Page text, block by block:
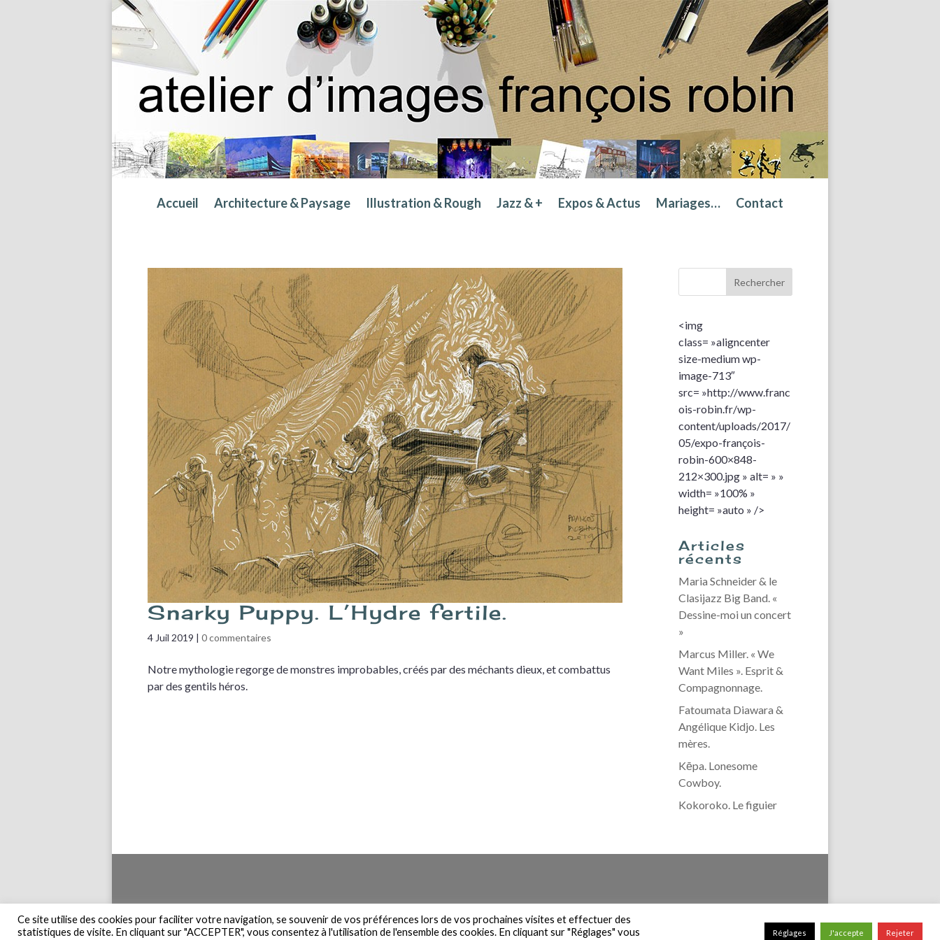
Accueil Architecture & Paysage Illustration & Rough Jazz & + Expos & Actus Mariages… Contact
Snarky Puppy. L’Hydre fertile.
4 Juil 2019 |0 commentaires
Notre mythologie regorge de monstres improbables, créés par des méchants dieux, et combattus
par des gentils héros.
<img
class= »aligncenter
size-medium wp-
image-713″
src= »http://www.franc
ois-robin.fr/wp-
content/uploads/2017/
05/expo-françois-
robin-600×848-
212×300.jpg » alt= » »
width= »100% »
height= »auto » />
Articles
récents
Maria Schneider & le
Clasijazz Big Band. «
Dessine-moi un concert
»
Marcus Miller. « We
Want Miles ». Esprit &
Compagnonnage.
Fatoumata Diawara &
Angélique Kidjo. Les
mères.
Kēpa. Lonesome
Cowboy.
Kokoroko. Le figuier
Accueil Plan du site Contact Newsletter Mentions légales
Politique de confidentialité
Ce site utilise des cookies pour faciliter votre navigation, se souvenir de vos préférences lors de vos prochaines visites et effectuer des
statistiques de visite. En cliquant sur "ACCEPTER", vous consentez à l'utilisation de l'ensemble des cookies. En cliquant sur "Réglages" vous
Réglages J'accepte Rejeter